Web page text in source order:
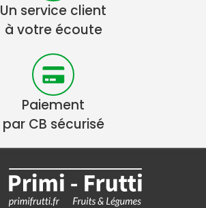
Un service client
à votre écoute
Paiement
par CB sécurisé